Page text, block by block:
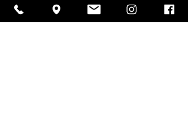
Zusätzliche Option: Vlies-Maske je nach